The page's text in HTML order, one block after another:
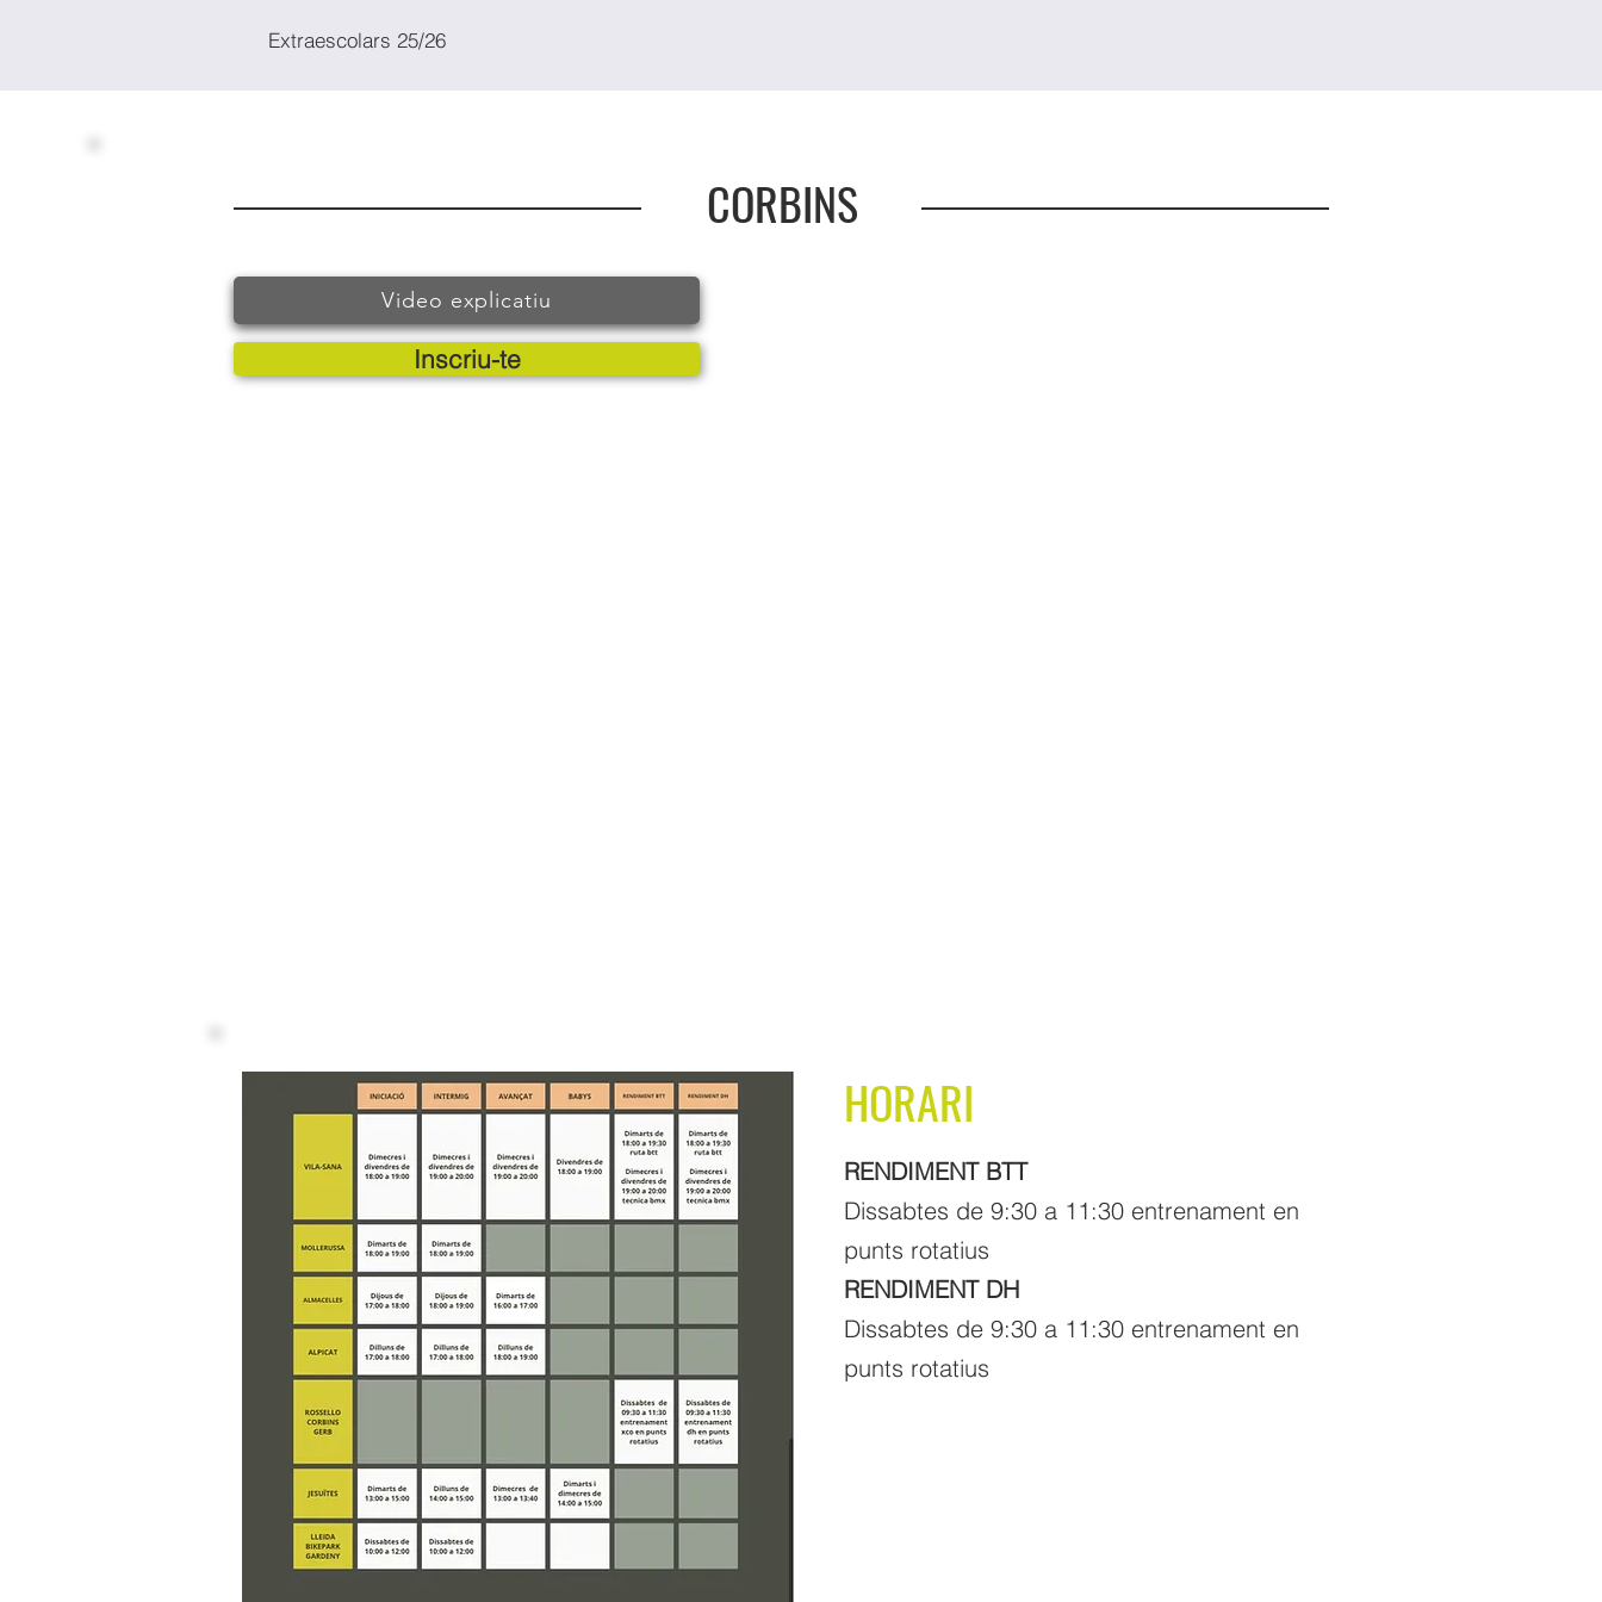
Extraescolars 25/26
CORBINS
Video explicatiu
Inscriu-te
HORARI
RENDIMENT BTT
Dissabtes de 9:30 a 11:30 entrenament en
punts rotatius
RENDIMENT DH
Dissabtes de 9:30 a 11:30 entrenament en
punts rotatius